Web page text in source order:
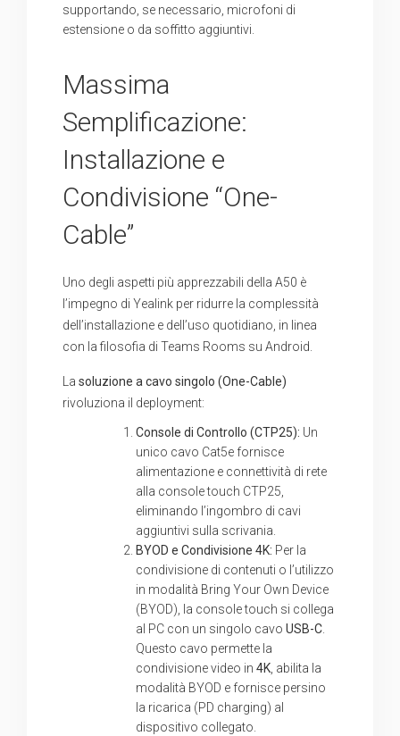
supportando, se necessario, microfoni di
estensione o da soffitto aggiuntivi.
Massima
Semplificazione:
Installazione e
Condivisione “One-
Cable”
Uno degli aspetti più apprezzabili della A50 è
l’impegno di Yealink per ridurre la complessità
dell’installazione e dell’uso quotidiano, in linea
con la filosofia di Teams Rooms su Android.
La soluzione a cavo singolo (One-Cable)
rivoluziona il deployment:
Console di Controllo (CTP25): Un
unico cavo Cat5e fornisce
alimentazione e connettività di rete
alla console touch CTP25,
eliminando l’ingombro di cavi
aggiuntivi sulla scrivania.
BYOD e Condivisione 4K: Per la
condivisione di contenuti o l’utilizzo
in modalità Bring Your Own Device
(BYOD), la console touch si collega
al PC con un singolo cavo USB-C
Questo cavo permette la
condivisione video in 4K , abilita la
modalità BYOD e fornisce persino
la ricarica (PD charging) al
dispositivo collegato.